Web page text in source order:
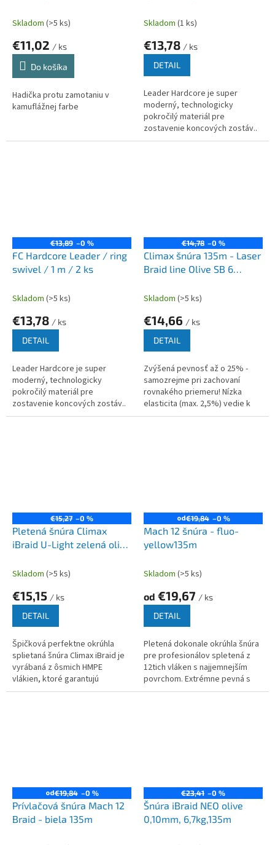
Skladom (>5 ks)
€11,02 / ks
Do košíka
Hadička protu zamotaniu v
kamuflážnej farbe
Skladom (1 ks)
€13,78 / ks
DETAIL
Leader Hardcore je super
moderný, technologicky
pokročilý materiál pre
zostavenie koncových zostáv..
€13,89 –0 %
FC Hardcore Leader / ring
swivel / 1 m / 2 ks
Skladom (>5 ks)
€13,78 / ks
DETAIL
Leader Hardcore je super
moderný, technologicky
pokročilý materiál pre
zostavenie koncových zostáv..
€14,78 –0 %
Climax šnúra 135m - Laser
Braid line Olive SB 6
Skladom (>5 ks)
€14,66 / ks
DETAIL
Zvýšená pevnosť až o 25% -
samozrejme pri zachovaní
rovnakého priemeru! Nízka
elasticita (max. 2,5%) vedie k
priamemu kontaktu a kontrole
€15,27 –0 %
Pletená šnúra Climax
iBraid U-Light zelená oliva
Skladom (>5 ks)
€15,15 / ks
DETAIL
Špičková perfektne okrúhla
splietaná šnúra Climax iBraid je
vyrábaná z ôsmich HMPE
vlákien, ktoré garantujú
dokonalú odolnosť, hladkosť a
od€19,84 –0 %
Mach 12 šnúra - fluo-
yellow135m
Skladom (>5 ks)
od €19,67 / ks
DETAIL
Pletená dokonale okrúhla šnúra
pre profesionálov spletená z
12tich vláken s najjemnejším
povrchom. Extrémne pevná s
obrovskou trvanlivosťou,
od€19,84 –0 %
Prívlačová šnúra Mach 12
Braid - biela 135m
€23,41 –0 %
Šnúra iBraid NEO olive
0,10mm, 6,7kg,135m